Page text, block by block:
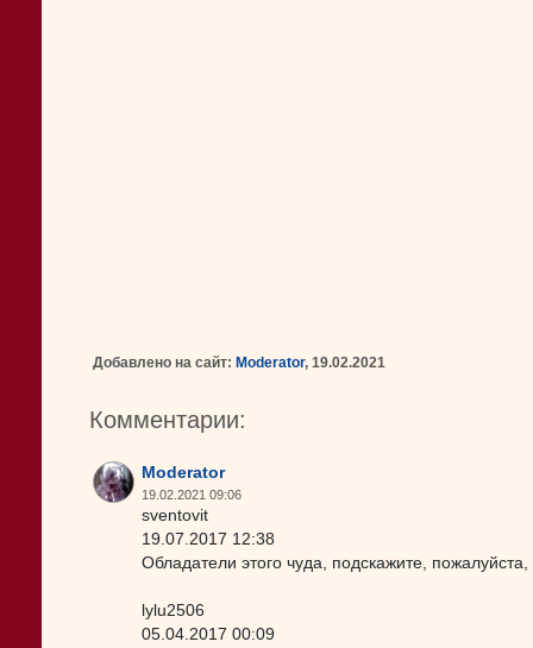
Добавлено на сайт: Moderator, 19.02.2021
Комментарии:
Moderator
19.02.2021 09:06
sventovit
19.07.2017 12:38
Обладатели этого чуда, подскажите,
lylu2506
05.04.2017 00:09